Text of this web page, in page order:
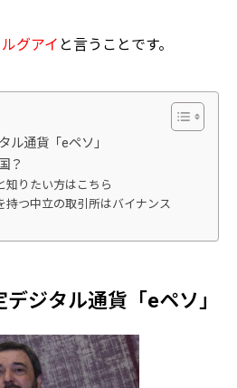
グアイ と言うことです。
ル通貨「eペソ」
？
知りたい方はこちら
持つ中立の取引所はバイナンス
ジタル通貨「eペソ」